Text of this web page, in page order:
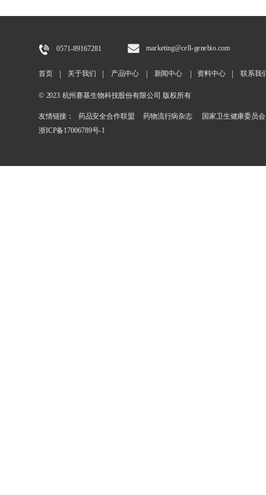
0571-89167281 marketing@cell-genebio.com
首页 关于我们 产品中心 新闻中心 资料中心 联系我
© 2023 杭州赛基生物科技股份有限公司 版权所有
友情链接： 药品安全合作联盟 药物流行病杂志
国家卫生健康委员会
浙ICP备17006789号-1